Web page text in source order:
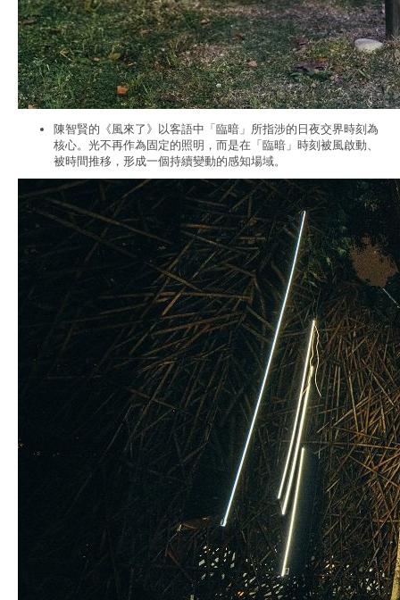
陳智賢的《風來了》以客語中「臨暗」所指涉的日夜交界時刻為
核心。光不再作為固定的照明，而是在「臨暗」時刻被風啟動、
被時間推移，形成一個持續變動的感知場域。